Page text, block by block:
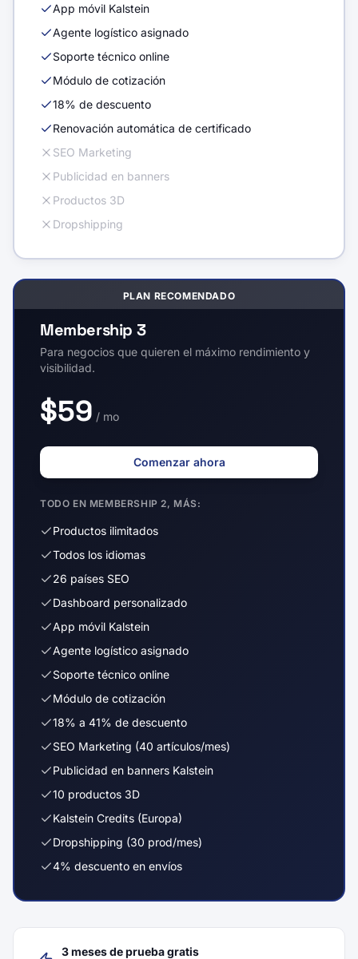
App móvil Kalstein
Agente logístico asignado
Soporte técnico online
Módulo de cotización
18% de descuento
Renovación automática de certificado
SEO Marketing
Publicidad en banners
Productos 3D
Dropshipping
PLAN RECOMENDADO
Membership 3
Para negocios que quieren el máximo rendimiento y
visibilidad.
$59 / mo
Comenzar ahora
TODO EN MEMBERSHIP 2, MÁS:
Productos ilimitados
Todos los idiomas
26 países SEO
Dashboard personalizado
App móvil Kalstein
Agente logístico asignado
Soporte técnico online
Módulo de cotización
18% a 41% de descuento
SEO Marketing (40 artículos/mes)
Publicidad en banners Kalstein
10 productos 3D
Kalstein Credits (Europa)
Dropshipping (30 prod/mes)
4% descuento en envíos
3 meses de prueba gratis